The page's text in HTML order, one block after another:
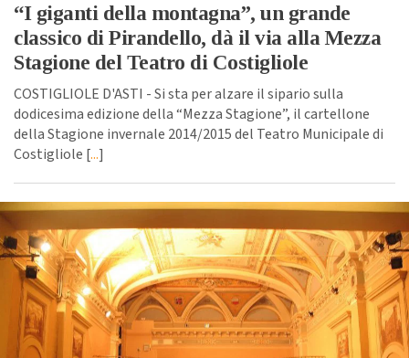
“I giganti della montagna”, un grande
classico di Pirandello, dà il via alla Mezza
Stagione del Teatro di Costigliole
COSTIGLIOLE D'ASTI - Si sta per alzare il sipario sulla
dodicesima edizione della “Mezza Stagione”, il cartellone
della Stagione invernale 2014/2015 del Teatro Municipale di
Costigliole [...]